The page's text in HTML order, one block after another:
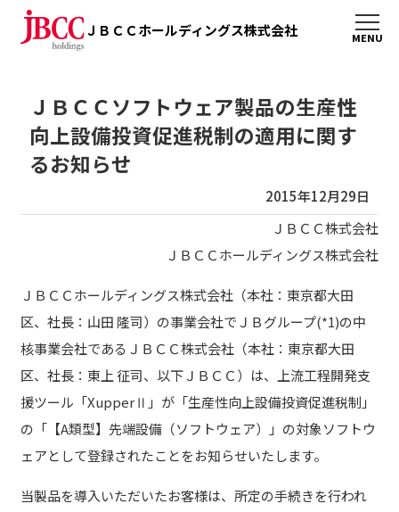
ＪＢＣＣホールディングス株式会社
ＪＢＣＣソフトウェア製品の生産性
向上設備投資促進税制の適用に関す
るお知らせ
2015年12月29日
ＪＢＣＣ株式会社
ＪＢＣＣホールディングス株式会社
ＪＢＣＣホールディングス株式会社（本社：東京都大田
区、社長：山田 隆司）の事業会社でＪＢグループ(*1)の中
核事業会社であるＪＢＣＣ株式会社（本社：東京都大田
区、社長：東上 征司、以下ＪＢＣＣ）は、上流工程開発支
援ツール「XupperⅡ」が「生産性向上設備投資促進税制」
の「【A類型】先端設備（ソフトウェア）」の対象ソフトウ
ェアとして登録されたことをお知らせいたします。
当製品を導入いただいたお客様は、所定の手続きを行われ